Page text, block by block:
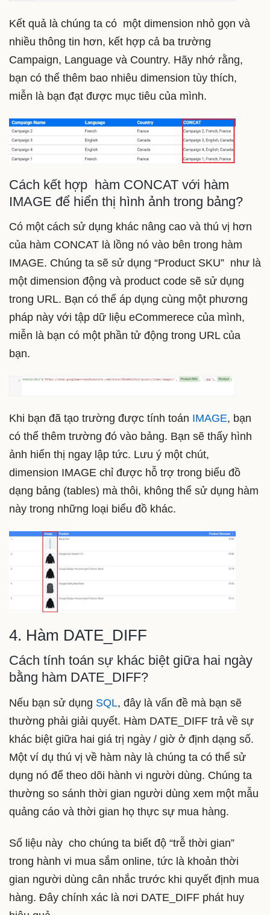
Kết quả là chúng ta có một dimension nhỏ gọn và
nhiều thông tin hơn, kết hợp cả ba trường
Campaign, Language và Country. Hãy nhớ rằng,
bạn có thể thêm bao nhiêu dimension tùy thích,
miễn là bạn đạt được mục tiêu của mình.
Cách kết hợp hàm CONCAT với hàm
IMAGE để hiển thị hình ảnh trong bảng?
Có một cách sử dụng khác nâng cao và thú vị hơn
của hàm CONCAT là lồng nó vào bên trong hàm
IMAGE. Chúng ta sẽ sử dụng “Product SKU” như là
một dimension động và product code sẽ sử dụng
trong URL. Bạn có thể áp dụng cùng một phương
pháp này với tập dữ liệu eCommerece của mình,
miễn là bạn có một phần tử động trong URL của
bạn.
Khi bạn đã tạo trường được tính toán IMAGE, bạn
có thể thêm trường đó vào bảng. Bạn sẽ thấy hình
ảnh hiển thị ngay lập tức. Lưu ý một chút,
dimension IMAGE chỉ được hỗ trợ trong biểu đồ
dạng bảng (tables) mà thôi, không thể sử dụng hàm
này trong những loại biểu đồ khác.
4. Hàm DATE_DIFF
Cách tính toán sự khác biệt giữa hai ngày
bằng hàm DATE_DIFF?
Nếu bạn sử dụng SQL, đây là vấn đề mà bạn sẽ
thường phải giải quyết. Hàm DATE_DIFF trả về sự
khác biệt giữa hai giá trị ngày / giờ ở định dạng số.
Một ví dụ thú vị về hàm này là chúng ta có thể sử
dụng nó để theo dõi hành vi người dùng. Chúng ta
thường so sánh thời gian người dùng xem một mẫu
quảng cáo và thời gian họ thực sự mua hàng.
Số liệu này cho chúng ta biết độ “trễ thời gian”
trong hành vi mua sắm online, tức là khoản thời
gian người dùng cân nhắc trước khi quyết định mua
hàng. Đây chính xác là nơi DATE_DIFF phát huy